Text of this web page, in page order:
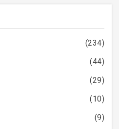
(234)
(44)
(29)
(10)
(9)